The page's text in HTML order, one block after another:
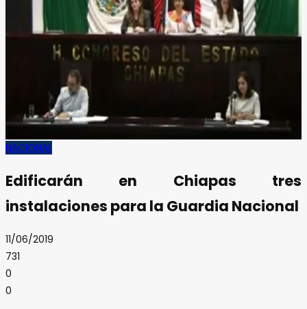
NACIONAL
Edificarán en Chiapas tres
instalaciones para la Guardia Nacional
11/06/2019
731
0
0